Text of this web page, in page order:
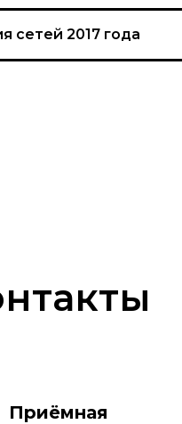
сетей 2017 года
Приёмная